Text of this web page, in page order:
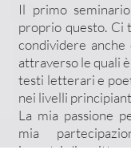
Il primo
proprio questo. Ci
condividere
attraverso le quali
testi letterari e
nei livelli
La mia passione
mia
incontri di